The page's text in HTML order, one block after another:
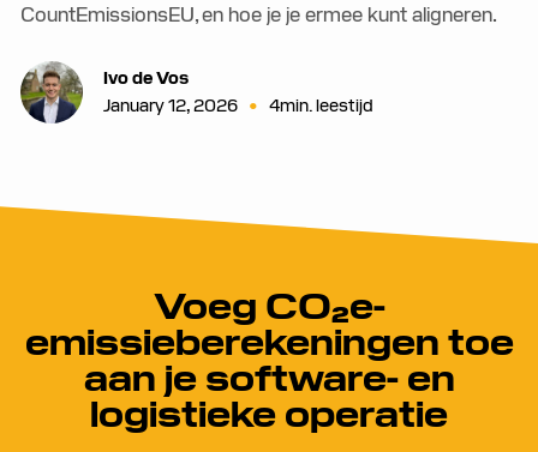
CountEmissionsEU, en hoe je je ermee kunt aligneren.
Ivo de Vos
January 12, 2026 • 4min. leestijd
Voeg CO₂e-
emissieberekeningen toe
aan je software- en
logistieke operatie